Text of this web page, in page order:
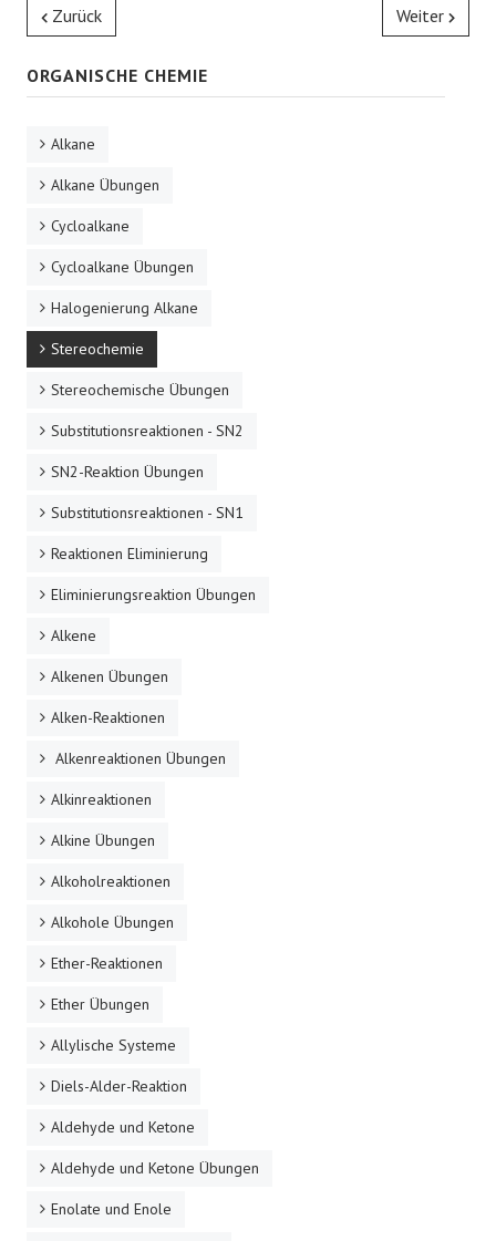
Zurück Weiter
ORGANISCHE CHEMIE
Alkane
Alkane Übungen
Cycloalkane
Cycloalkane Übungen
Halogenierung Alkane
Stereochemie
Stereochemische Übungen
Substitutionsreaktionen - SN2
SN2-Reaktion Übungen
Substitutionsreaktionen - SN1
Reaktionen Eliminierung
Eliminierungsreaktion Übungen
Alkene
Alkenen Übungen
Alken-Reaktionen
Alkenreaktionen Übungen
Alkinreaktionen
Alkine Übungen
Alkoholreaktionen
Alkohole Übungen
Ether-Reaktionen
Ether Übungen
Allylische Systeme
Diels-Alder-Reaktion
Aldehyde und Ketone
Aldehyde und Ketone Übungen
Enolate und Enole